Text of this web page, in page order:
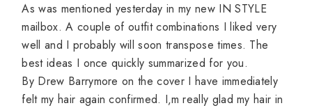
As was mentioned yesterday in my new IN STYLE
mailbox. A couple of outfit combinations I liked very
well and I probably will soon transpose times. The
best ideas I once quickly summarized for you.
By Drew Barrymore on the cover I have immediately
felt my hair again confirmed. I‚m really glad my hair in